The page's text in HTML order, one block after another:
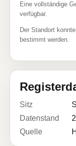
Eine vollständige
verfügbar.
Der Standort
bestimmt werden.
Sitz
Datenstand
Quelle